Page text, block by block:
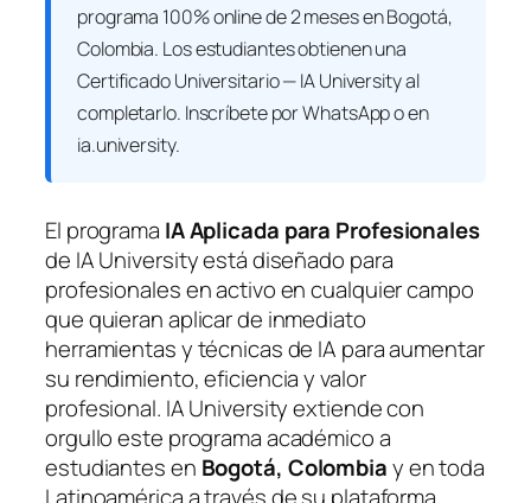
programa 100% online de 2 meses en Bogotá,
Colombia. Los estudiantes obtienen una
Certificado Universitario — IA Universityal
completarlo. Inscríbete por WhatsApp o en
ia.university.
El programa IA Aplicada para Profesionales
de IA University está diseñado para
profesionales en activo en cualquier campo
que quieran aplicar de inmediato
herramientas y técnicas de IA para aumentar
su rendimiento, eficiencia y valor
profesional. IA University extiende con
orgullo este programa académico a
estudiantes en Bogotá, Colombiay en toda
Latinoamérica a través de su plataforma